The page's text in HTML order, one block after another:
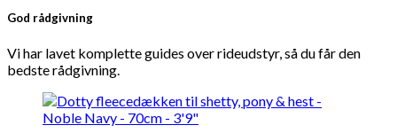
God rådgivning
Vi har lavet komplette guides over rideudstyr, så du får den
bedste rådgivning.